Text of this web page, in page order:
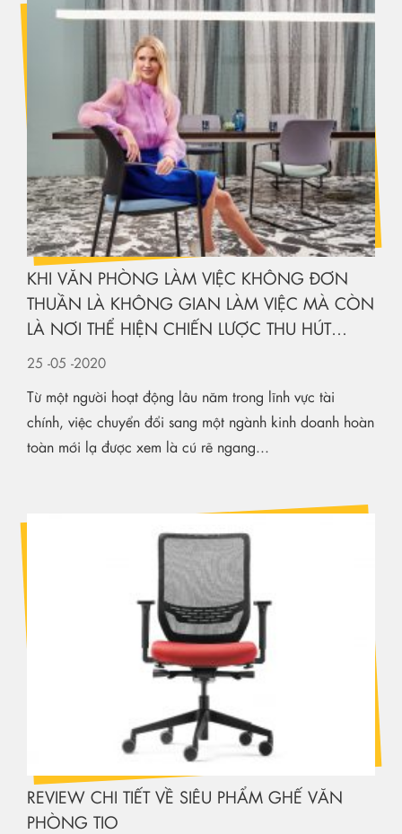
KHI VĂN PHÒNG LÀM VIỆC KHÔNG ĐƠN
THUẦN LÀ KHÔNG GIAN LÀM VIỆC MÀ CÒN
LÀ NƠI THỂ HIỆN CHIẾN LƯỢC THU HÚT
NHÂN TÀI
25 -05 -2020
Từ một người hoạt động lâu năm trong lĩnh vực tài
chính, việc chuyển đổi sang một ngành kinh doanh hoàn
toàn mới lạ được xem là cú rẽ ngang...
REVIEW CHI TIẾT VỀ SIÊU PHẨM GHẾ VĂN
PHÒNG TIO